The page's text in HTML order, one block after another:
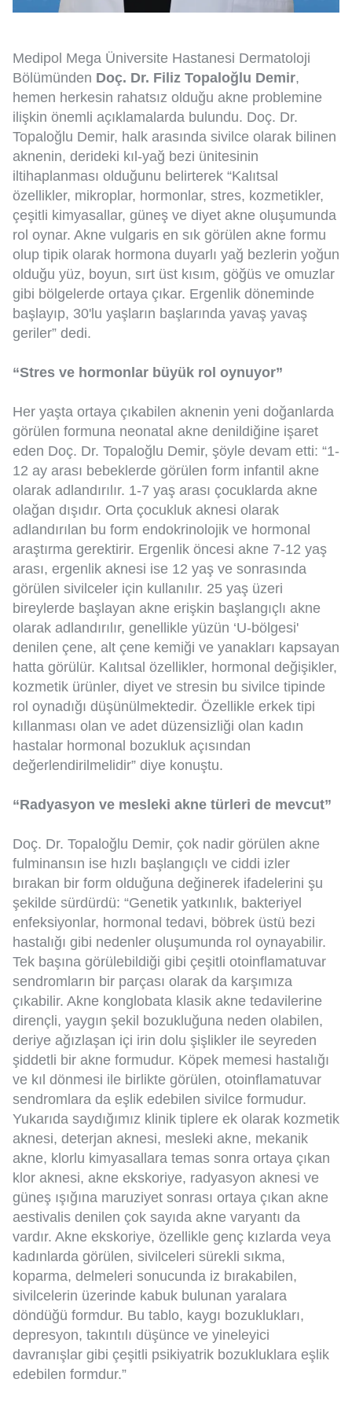
Medipol Mega Üniversite Hastanesi Dermatoloji
Bölümünden Doç. Dr. Filiz Topaloğlu Demir,
hemen herkesin rahatsız olduğu akne problemine
ilişkin önemli açıklamalarda bulundu. Doç. Dr.
Topaloğlu Demir, halk arasında sivilce olarak bilinen
aknenin, derideki kıl-yağ bezi ünitesinin
iltihaplanması olduğunu belirterek “Kalıtsal
özellikler, mikroplar, hormonlar, stres, kozmetikler,
çeşitli kimyasallar, güneş ve diyet akne oluşumunda
rol oynar. Akne vulgaris en sık görülen akne formu
olup tipik olarak hormona duyarlı yağ bezlerin yoğun
olduğu yüz, boyun, sırt üst kısım, göğüs ve omuzlar
gibi bölgelerde ortaya çıkar. Ergenlik döneminde
başlayıp, 30'lu yaşların başlarında yavaş yavaş
geriler” dedi.
“Stres ve hormonlar büyük rol oynuyor”
Her yaşta ortaya çıkabilen aknenin yeni doğanlarda
görülen formuna neonatal akne denildiğine işaret
eden Doç. Dr. Topaloğlu Demir, şöyle devam etti: “1-
12 ay arası bebeklerde görülen form infantil akne
olarak adlandırılır. 1-7 yaş arası çocuklarda akne
olağan dışıdır. Orta çocukluk aknesi olarak
adlandırılan bu form endokrinolojik ve hormonal
araştırma gerektirir. Ergenlik öncesi akne 7-12 yaş
arası, ergenlik aknesi ise 12 yaş ve sonrasında
görülen sivilceler için kullanılır. 25 yaş üzeri
bireylerde başlayan akne erişkin başlangıçlı akne
olarak adlandırılır, genellikle yüzün ‘U-bölgesi'
denilen çene, alt çene kemiği ve yanakları kapsayan
hatta görülür. Kalıtsal özellikler, hormonal değişikler,
kozmetik ürünler, diyet ve stresin bu sivilce tipinde
rol oynadığı düşünülmektedir. Özellikle erkek tipi
kıllanması olan ve adet düzensizliği olan kadın
hastalar hormonal bozukluk açısından
değerlendirilmelidir” diye konuştu.
“Radyasyon ve mesleki akne türleri de mevcut”
Doç. Dr. Topaloğlu Demir, çok nadir görülen akne
fulminansın ise hızlı başlangıçlı ve ciddi izler
bırakan bir form olduğuna değinerek ifadelerini şu
şekilde sürdürdü: “Genetik yatkınlık, bakteriyel
enfeksiyonlar, hormonal tedavi, böbrek üstü bezi
hastalığı gibi nedenler oluşumunda rol oynayabilir.
Tek başına görülebildiği gibi çeşitli otoinflamatuvar
sendromların bir parçası olarak da karşımıza
çıkabilir. Akne konglobata klasik akne tedavilerine
dirençli, yaygın şekil bozukluğuna neden olabilen,
deriye ağızlaşan içi irin dolu şişlikler ile seyreden
şiddetli bir akne formudur. Köpek memesi hastalığı
ve kıl dönmesi ile birlikte görülen, otoinflamatuvar
sendromlara da eşlik edebilen sivilce formudur.
Yukarıda saydığımız klinik tiplere ek olarak kozmetik
aknesi, deterjan aknesi, mesleki akne, mekanik
akne, klorlu kimyasallara temas sonra ortaya çıkan
klor aknesi, akne ekskoriye, radyasyon aknesi ve
güneş ışığına maruziyet sonrası ortaya çıkan akne
aestivalis denilen çok sayıda akne varyantı da
vardır. Akne ekskoriye, özellikle genç kızlarda veya
kadınlarda görülen, sivilceleri sürekli sıkma,
koparma, delmeleri sonucunda iz bırakabilen,
sivilcelerin üzerinde kabuk bulunan yaralara
döndüğü formdur. Bu tablo, kaygı bozuklukları,
depresyon, takıntılı düşünce ve yineleyici
davranışlar gibi çeşitli psikiyatrik bozukluklara eşlik
edebilen formdur.”